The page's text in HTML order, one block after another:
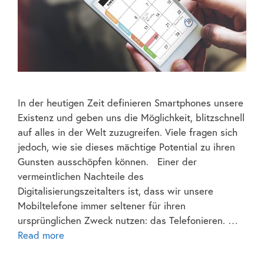
In der heutigen Zeit definieren Smartphones unsere
Existenz und geben uns die Möglichkeit, blitzschnell
auf alles in der Welt zuzugreifen. Viele fragen sich
jedoch, wie sie dieses mächtige Potential zu ihren
Gunsten ausschöpfen können. Einer der
vermeintlichen Nachteile des
Digitalisierungszeitalters ist, dass wir unsere
Mobiltelefone immer seltener für ihren
ursprünglichen Zweck nutzen: das Telefonieren. …
Read more